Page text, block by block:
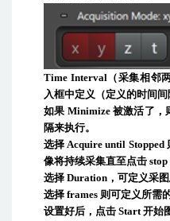
Time Interval（采集相邻
入框中定义（定义的时间
如果 Minimize 被激活了，
隔来执行。
选择 Acquire until Stopped
像将持续采集直至点击 stop
选择 Duration ，可定义采
选择 frames 则可定义所需
设置好后，点击 Start开始